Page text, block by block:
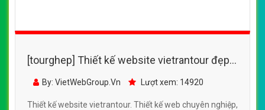
[tourghep] Thiết kế website vietrantour đẹp,
chuyên nghiệp chuẩn SEO
By: VietWebGroup.Vn Lượt xem: 14920
Thiết kế website vietrantour. Thiết kế web chuyên nghiệp,